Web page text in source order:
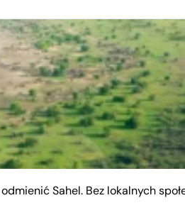
Sahel. Bez lokalnych